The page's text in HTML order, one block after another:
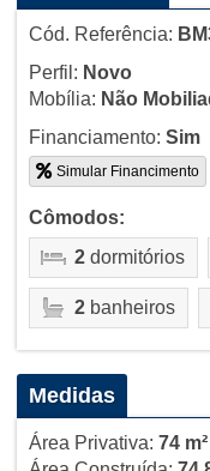
Cód. Referência:
Perfil: Novo
Mobília: Não
Financiamento: Sim
Simular Financimento
Cômodos:
2dormitórios
2banheiros
Medidas
Área Privativa: 74 m²